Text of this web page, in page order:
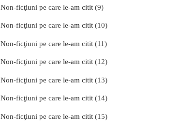
Non-ficţiuni pe care le-am citit (9)
Non-ficţiuni pe care le-am citit (10)
Non-ficţiuni pe care le-am citit (11)
Non-ficţiuni pe care le-am citit (12)
Non-ficţiuni pe care le-am citit (13)
Non-ficţiuni pe care le-am citit (14)
Non-ficţiuni pe care le-am citit (15)